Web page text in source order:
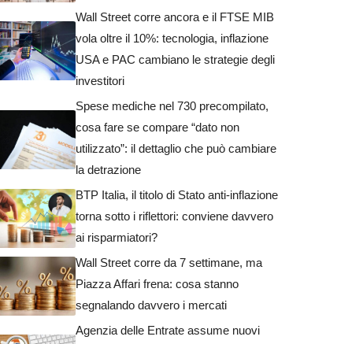
Wall Street corre ancora e il FTSE MIB
vola oltre il 10%: tecnologia, inflazione
USA e PAC cambiano le strategie degli
investitori
Spese mediche nel 730 precompilato,
cosa fare se compare “dato non
utilizzato”: il dettaglio che può cambiare
la detrazione
BTP Italia, il titolo di Stato anti-inflazione
torna sotto i riflettori: conviene davvero
ai risparmiatori?
Wall Street corre da 7 settimane, ma
Piazza Affari frena: cosa stanno
segnalando davvero i mercati
Agenzia delle Entrate assume nuovi